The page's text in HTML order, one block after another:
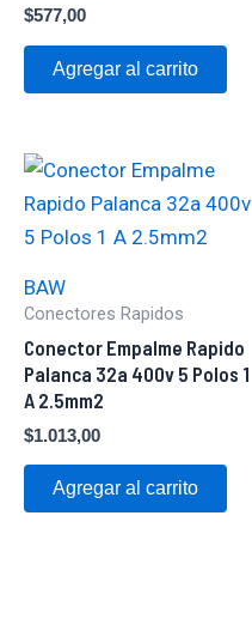
$577,00
Agregar al carrito
BAW
Conectores Rapidos
Conector Empalme Rapido
Palanca 32a 400v 5 Polos 1
A 2.5mm2
$1.013,00
Agregar al carrito